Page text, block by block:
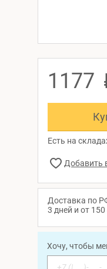
1177
Есть на
Доставка по
3 дней и от
Хочу, чтобы